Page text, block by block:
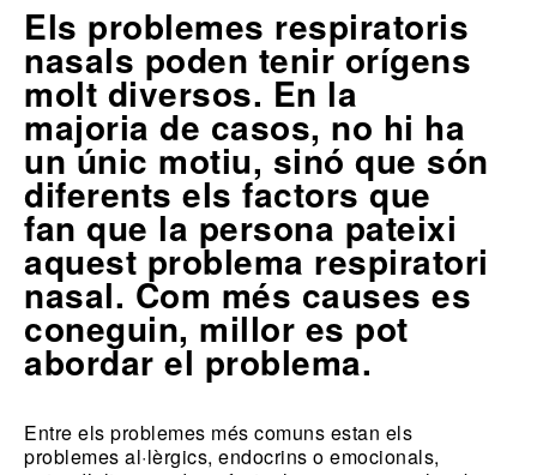
Els problemes respiratoris
nasals poden tenir orígens
molt diversos. En la
majoria de casos, no hi ha
un únic motiu, sinó que són
diferents els factors que
fan que la persona pateixi
aquest problema respiratori
nasal. Com més causes es
coneguin, millor es pot
abordar el problema.
Entre els problemes més comuns estan els
problemes al·lèrgics, endocrins o emocionals,